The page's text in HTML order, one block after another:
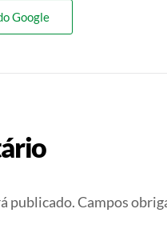
Google
publicado.Campos